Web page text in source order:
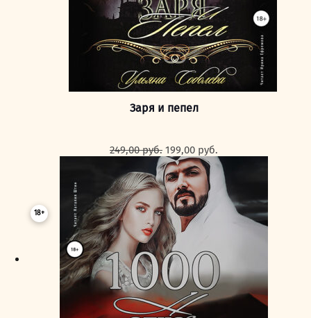
Заря и пепел
249,00руб. Первоначальная
цена
составляла
249,00 руб..
199,00 руб.
цена:
199,00 руб..
18+